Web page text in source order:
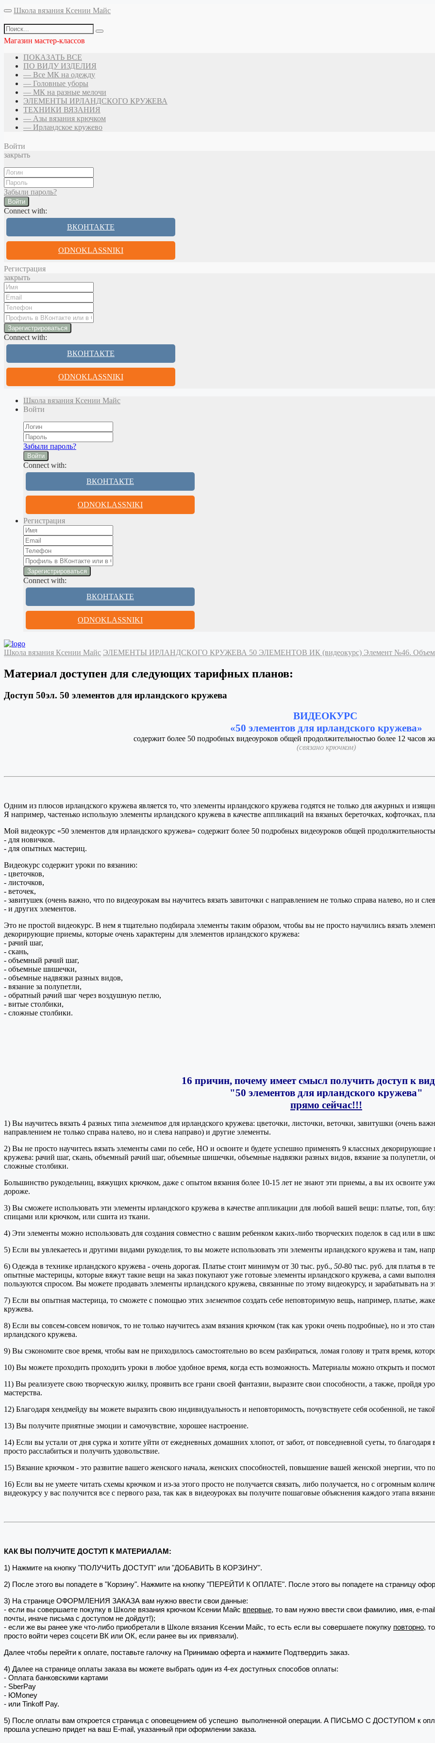
Школа вязания Ксении Майс
Магазин мастер-классов
ПОКАЗАТЬ ВСЕ
ПО ВИДУ ИЗДЕЛИЯ
— Все МК на одежду
— Головные уборы
— МК на разные мелочи
ЭЛЕМЕНТЫ ИРЛАНДСКОГО КРУЖЕВА
ТЕХНИКИ ВЯЗАНИЯ
— Азы вязания крючком
— Ирландское кружево
Войти
закрыть
Забыли пароль?
Войти
Connect with:
ВКОНТАКТЕ
ODNOKLASSNIKI
Регистрация
закрыть
Connect with:
ВКОНТАКТЕ
ODNOKLASSNIKI
Школа вязания Ксении Майс
Войти
Забыли пароль?
Войти
Connect with:
ВКОНТАКТЕ
ODNOKLASSNIKI
Регистрация
Connect with:
ВКОНТАКТЕ
ODNOKLASSNIKI
Школа вязания Ксении Майс ЭЛЕМЕНТЫ ИРЛАНДСКОГО КРУЖЕВА 50 ЭЛЕМЕНТОВ ИК (видеокурс) Элемент №46.
Материал доступен для следующих тарифных планов:
Доступ 50эл. 50 элементов для ирландского кружева
ВИДЕОКУРС
«50 элементов для ирландского кружева»
содержит более 50 подробных видеоуроков общей продолжительностью более 12 часов
(связано крючком)
Одним из плюсов ирландского кружева является то, что элементы ирландского кружева годятся не только для ажурных и
Я например, частенько использую элементы ирландского кружева в качестве аппликаций на вязаных береточках, кофточках,
Мой видеокурс «50 элементов для ирландского кружева» содержит более 50 подробных видеоуроков общей
- для новичков.
- для опытных мастериц.
Видеокурс содержит уроки по вязанию:
- цветочков,
- листочков,
- веточек,
- завитушек (очень важно, что по видеоурокам вы научитесь вязать завиточки с направлением не только справа налево, но и
- и других элементов.
Это не простой видеокурс. В нем я тщательно подбирала элементы таким образом, чтобы вы не просто научились вязать
декорирующие приемы, которые очень характерны для элементов ирландского кружева:
- рачий шаг,
- скань,
- объемный рачий шаг,
- объемные шишечки,
- объемные надвязки разных видов,
- вязание за полупетли,
- обратный рачий шаг через воздушную петлю,
- витые столбики,
- сложные столбики.
16 причин, почему имеет смысл получить доступ к
"50 элементов для ирландского кружева"
прямо сейчас!!!
1) Вы научитесь вязать 4 разных типа элементов для ирландского кружева: цветочки, листочки, веточки, завитушки (очень
направлением не только справа налево, но и слева направо) и другие элементы.
2) Вы не просто научитесь вязать элементы сами по себе, НО и освоите и будете успешно применять 9 классных декорирующие
кружева: рачий шаг, скань, объемный рачий шаг, объемные шишечки, объемные надвязки разных видов, вязание за
сложные столбики.
Большинство рукодельниц, вяжущих крючком, даже с опытом вязания более 10-15 лет не знают эти приемы, а вы их освоите
дороже.
3) Вы сможете использовать эти элементы ирландского кружева в качестве аппликации для любой вашей вещи: платье, топ,
спицами или крючком, или сшита из ткани.
4) Эти элементы можно использовать для создания совместно с вашим ребенком каких-либо творческих поделок в сад или в
5) Если вы увлекаетесь и другими видами рукоделия, то вы можете использовать эти элементы ирландского кружева и там,
6) Одежда в технике ирландского кружева - очень дорогая. Платье стоит минимум от 30 тыс. руб., 50-80 тыс. руб. для платья в
опытные мастерицы, которые вяжут такие вещи на заказ покупают уже готовые элементы ирландского кружева, а сами
пользуются спросом. Вы можете продавать элементы ирландского кружева, связанные по этому видеокурсу, и зарабатывать на
7) Если вы опытная мастерица, то сможете с помощью этих элементов создать себе неповторимую вещь, например, платье,
кружева.
8) Если вы совсем-совсем новичок, то не только научитесь азам вязания крючком (так как уроки очень подробные), но и это
ирландского кружева.
9) Вы сэкономите свое время, чтобы вам не приходилось самостоятельно во всем разбираться, ломая голову и тратя время,
10) Вы можете проходить проходить уроки в любое удобное время, когда есть возможность. Материалы можно открыть и
11) Вы реализуете свою творческую жилку, проявить все грани своей фантазии, выразите свои способности, а также, пройдя
мастерства.
12) Благодаря хендмейду вы можете выразить свою индивидуальность и неповторимость, почувствуете себя особенной, не
13) Вы получите приятные эмоции и самочувствие, хорошее настроение.
14) Если вы устали от дня сурка и хотите уйти от ежедневных домашних хлопот, от забот, от повседневной суеты, то благодаря
просто расслабиться и получить удовольствие.
15) Вязание крючком - это развитие вашего женского начала, женских способностей, повышение вашей женской энергии, что
16) Если вы не умеете читать схемы крючком и из-за этого просто не получается связать, либо получается, но с огромным
видеокурсу у вас получится все с первого раза, так как в видеоуроках вы получите пошаговые объяснения каждого этапа
КАК ВЫ ПОЛУЧИТЕ ДОСТУП К МАТЕРИАЛАМ:
1) Нажмите на кнопку "ПОЛУЧИТЬ ДОСТУП" или "ДОБАВИТЬ В КОРЗИНУ".
2) После этого вы попадете в "Корзину". Нажмите на кнопку "ПЕРЕЙТИ К ОПЛАТЕ". После этого вы попадете на страницу
3) На странице ОФОРМЛЕНИЯ ЗАКАЗА вам нужно ввести свои данные:
- если вы совершаете покупку в Школе вязания крючком Ксении Майс впервые, то вам нужно ввести свои фамилию, имя, e-
почты, иначе письма с доступом не дойдут!);
- если же вы ранее уже что-либо приобретали в Школе вязания Ксении Майс, то есть если вы совершаете покупку повторно,
просто войти через соцсети ВК или ОК, если ранее вы их привязали).
Далее чтобы перейти к оплате, поставьте галочку на Принимаю оферта и нажмите Подтвердить заказ.
4) Далее на странице оплаты заказа вы можете выбрать один из 4-ех доступных способов оплаты:
- Оплата банковскими картами
- SberPay
- ЮMoney
- или Tinkoff Pay.
5) После оплаты вам откроется страница с оповещением об успешно выполненной операции. А ПИСЬМО С ДОСТУПОМ к
прошла успешно придет на ваш E-mail, указанный при оформлении заказа.